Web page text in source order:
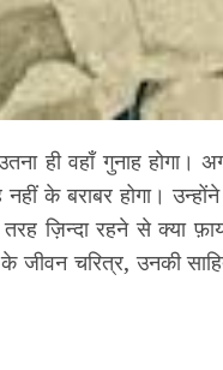
ही वहाँ गुनाह होगा।
के बराबर होगा।
ज़िन्दा रहने से क्या
चरित्र, उनकी